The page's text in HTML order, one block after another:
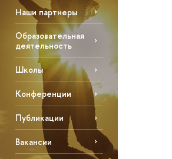
Наши партнеры
Образовательная
деятельность
Школы
Конференции
Публикации
Вакансии